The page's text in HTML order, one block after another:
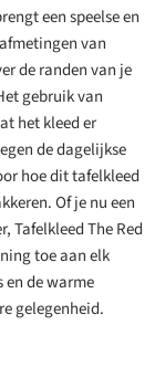
een speelse en
van
de randen van je
gebruik van
het kleed er
de dagelijkse
hoe dit tafelkleed
Of je nu een
Tafelkleed The Red
toe aan elk
de warme
gelegenheid.